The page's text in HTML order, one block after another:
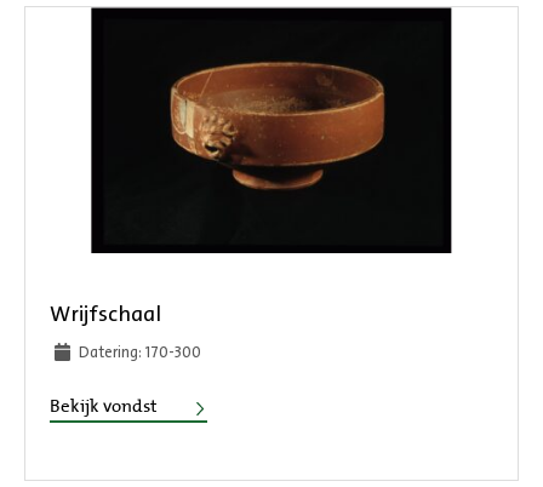
Wrijfschaal
Datering: 170-300
Bekijk vondst Wrijfschaal